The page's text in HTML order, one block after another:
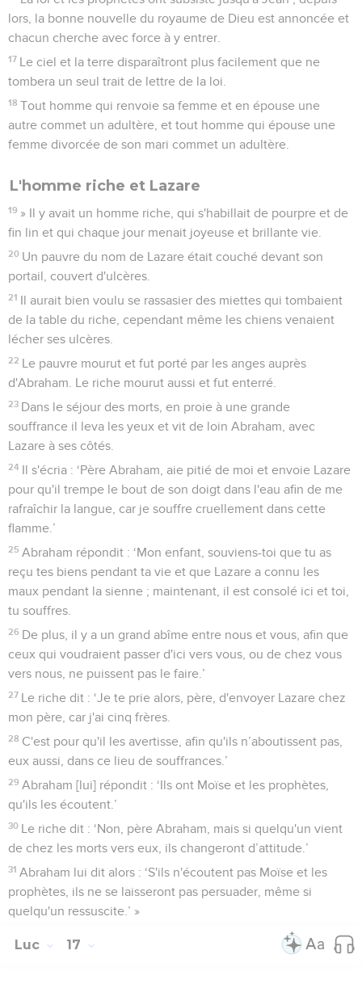
lors, la bonne nouvelle du royaume de Dieu est annoncée et
chacun cherche avec force à y entrer.
17 Le ciel et la terre disparaîtront plus facilement que ne
tombera un seul trait de lettre de la loi.
18 Tout homme qui renvoie sa femme et en épouse une
autre commet un adultère, et tout homme qui épouse une
femme divorcée de son mari commet un adultère.
L'homme riche et Lazare
19 » Il y avait un homme riche, qui s'habillait de pourpre et de
fin lin et qui chaque jour menait joyeuse et brillante vie.
20 Un pauvre du nom de Lazare était couché devant son
portail, couvert d'ulcères.
21 Il aurait bien voulu se rassasier des miettes qui tombaient
de la table du riche, cependant même les chiens venaient
lécher ses ulcères.
22 Le pauvre mourut et fut porté par les anges auprès
d'Abraham. Le riche mourut aussi et fut enterré.
23 Dans le séjour des morts, en proie à une grande
souffrance il leva les yeux et vit de loin Abraham, avec
Lazare à ses côtés.
24 Il s'écria : ‘Père Abraham, aie pitié de moi et envoie Lazare
pour qu'il trempe le bout de son doigt dans l'eau afin de me
rafraîchir la langue, car je souffre cruellement dans cette
flamme.’
25 Abraham répondit : ‘Mon enfant, souviens-toi que tu as
reçu tes biens pendant ta vie et que Lazare a connu les
maux pendant la sienne ; maintenant, il est consolé ici et toi,
tu souffres.
26 De plus, il y a un grand abîme entre nous et vous, afin que
ceux qui voudraient passer d'ici vers vous, ou de chez vous
vers nous, ne puissent pas le faire.’
27 Le riche dit : ‘Je te prie alors, père, d'envoyer Lazare chez
mon père, car j'ai cinq frères.
28 C'est pour qu'il les avertisse, afin qu'ils n’aboutissent pas,
eux aussi, dans ce lieu de souffrances.’
29 Abraham [lui] répondit : ‘Ils ont Moïse et les prophètes,
qu'ils les écoutent.’
30 Le riche dit : ‘Non, père Abraham, mais si quelqu'un vient
de chez les morts vers eux, ils changeront d’attitude.’
31 Abraham lui dit alors : ‘S'ils n'écoutent pas Moïse et les
prophètes, ils ne se laisseront pas persuader, même si
quelqu'un ressuscite.’ »
Luc 17